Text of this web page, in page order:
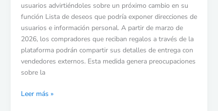
usuarios advirtiéndoles sobre un próximo cambio en su
función Lista de deseos que podría exponer direcciones de
usuarios e información personal. A partir de marzo de
2026, los compradores que reciban regalos a través de la
plataforma podrán compartir sus detalles de entrega con
vendedores externos. Esta medida genera preocupaciones
sobre la
Amazon
podría
exponer
las
direcciones
de
los
a
Leer más »